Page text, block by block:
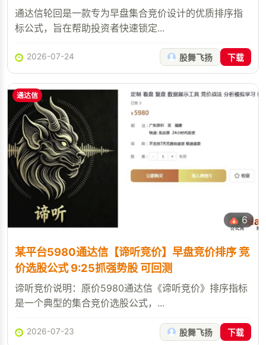
通达信轮回是一款专为早盘集合竞价设计的优质排序指
标公式，旨在帮助投资者快速锁定...
2026-07-24 股舞飞扬 下载
通达信
6
某平台5980通达信【谛听竞价】早盘竞价排序 竞
价选股公式 9:25抓强势股 可回测
谛听竞价说明：原价5980通达信《谛听竞价》排序指标
是一个典型的集合竞价选股公式，...
2026-07-23 股舞飞扬 下载